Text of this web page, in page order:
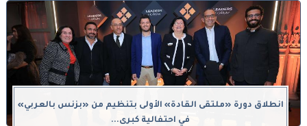
انطلاق دورة «ملتقى القادة» الأولى بتنظيم من «بزنس بالعربي»
في احتفالية كبرى...